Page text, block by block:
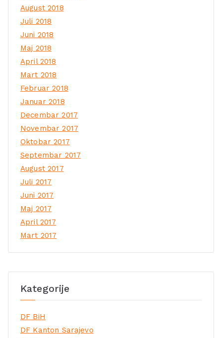
August 2018
Juli 2018
Juni 2018
Maj 2018
April 2018
Mart 2018
Februar 2018
Januar 2018
Decembar 2017
Novembar 2017
Oktobar 2017
Septembar 2017
August 2017
Juli 2017
Juni 2017
Maj 2017
April 2017
Mart 2017
Kategorije
DF BiH
DF Kanton Sarajevo